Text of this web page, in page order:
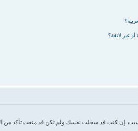
غير لائقة؟
إن كنت قد سجلت نفسك ولم تكن قد منعت تأكد من